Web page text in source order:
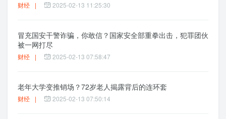
财经 | 2025-02-13 11:25:30
冒充国安干警诈骗，你敢信？国家安全部重拳出击，犯罪团伙
被一网打尽
财经 | 2025-02-13 07:58:47
老年大学变推销场？72岁老人揭露背后的连环套
财经 | 2025-02-13 07:50:14